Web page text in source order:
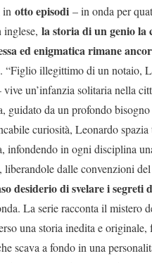
in otto episodi – in onda per
inglese, la storia di un genio la
ed enigmatica rimane
. “Figlio illegittimo di un notaio,
vive un’infanzia solitaria nella
guidato da un profondo
curiosità, Leonardo spazia
infondendo in ogni disciplina
liberandole dalle convenzioni
desiderio di svelare i segreti
La serie racconta il mistero
una storia inedita e originale,
scava a fondo in una